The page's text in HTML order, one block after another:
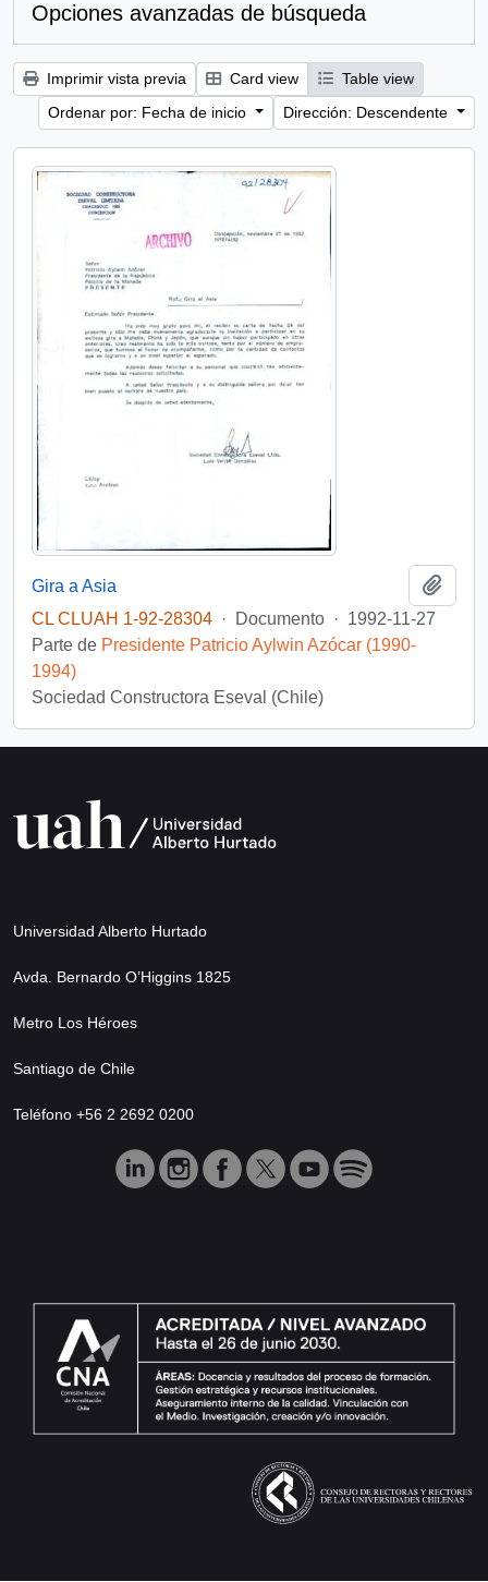
Opciones avanzadas de búsqueda
Imprimir vista previa Card view
Table view
Ordenar por: Fecha de inicio
Dirección: Descendente
Gira a Asia
CL CLUAH 1-92-28304 · Documento · 1992-11-27
Parte de Presidente Patricio Aylwin Azócar (1990-
1994)
Sociedad Constructora Eseval (Chile)
Universidad Alberto Hurtado
Avda. Bernardo O’Higgins 1825
Metro Los Héroes
Santiago de Chile
Teléfono +56 2 2692 0200